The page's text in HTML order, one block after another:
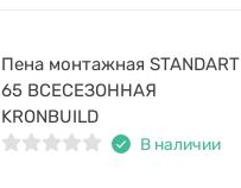
Пена монтажная STANDART
65 ВСЕСЕЗОННАЯ
KRONBUILD
В наличии